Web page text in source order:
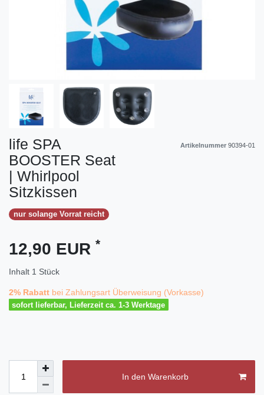
life SPA
BOOSTER Seat
| Whirlpool
Sitzkissen
Artikelnummer 90394-01
nur solange Vorrat reicht
12,90 EUR *
Inhalt 1 Stück
2% Rabatt bei Zahlungsart Überweisung (Vorkasse)
sofort lieferbar, Lieferzeit ca. 1-3 Werktage
In den Warenkorb